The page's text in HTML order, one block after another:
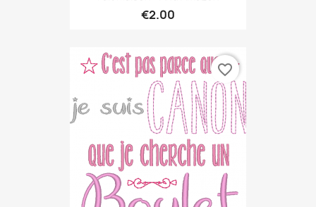
€2.00
favorite_border